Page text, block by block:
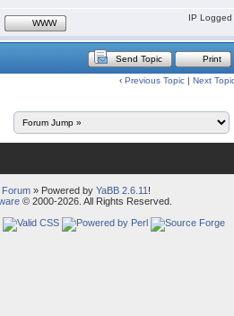
WWW
IP Logged
Send Topic Print
‹ Previous Topic | Next
Forum» Powered by YaBB 2.6.11 !
© 2000-2026. All Rights Reserved.